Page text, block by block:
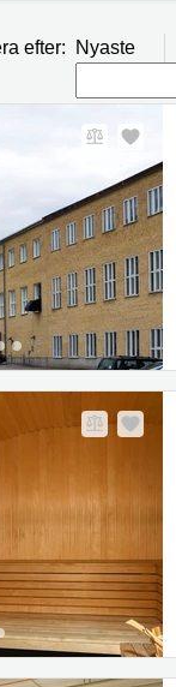
efter: Nyaste